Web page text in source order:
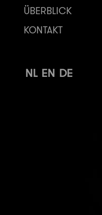
ÜBERBLICK
KONTAKT
NL EN DE